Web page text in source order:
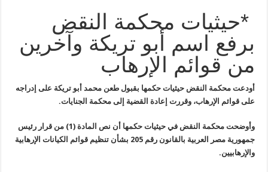
*حيثيات محكمة النقض
برفع اسم أبو تريكة وآخرين
من قوائم الإرهاب
أودعت محكمة النقض حيثيات حكمها بقبول طعن محمد أبو تريكة على إدراجه
على قوائم الإرهاب، وقررت إعادة القضية إلى محكمة الجنايات.
وأوضحت محكمة النقض في حيثيات حكمها أن نص المادة (1) من قرار رئيس
جمهورية مصر العربية بالقانون رقم 205 بشأن تنظيم قوائم الكيانات الإرهابية
والإرهابيين.